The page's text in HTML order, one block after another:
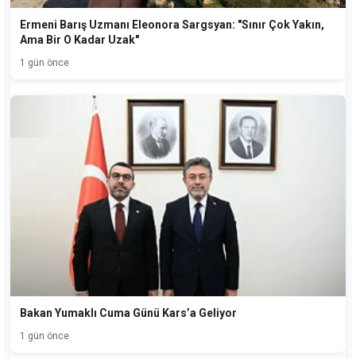
Ermeni Barış Uzmanı Eleonora Sargsyan: "Sınır Çok Yakın,
Ama Bir O Kadar Uzak"
1 gün önce
Bakan Yumaklı Cuma Günü Kars’a Geliyor
1 gün önce